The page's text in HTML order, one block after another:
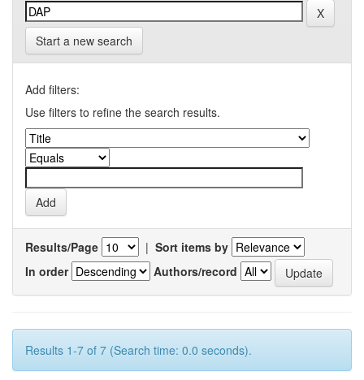
Start a new search
Add filters:
Use filters to refine the search results.
Results/Page | Sort items by
In order
Authors/record
Results 1-7 of 7 (Search time: 0.0 seconds).